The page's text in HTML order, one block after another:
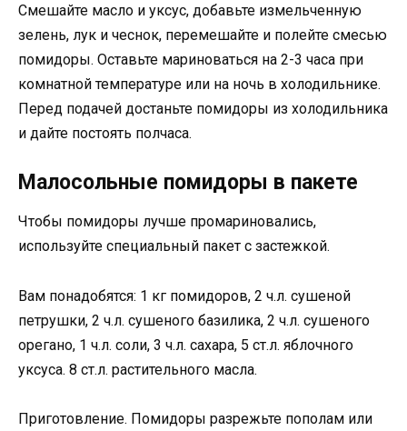
Смешайте масло и уксус, добавьте измельченную
зелень, лук и чеснок, перемешайте и полейте смесью
помидоры. Оставьте мариноваться на 2-3 часа при
комнатной температуре или на ночь в холодильнике.
Перед подачей достаньте помидоры из холодильника
и дайте постоять полчаса.
Малосольные помидоры в пакете
Чтобы помидоры лучше промариновались,
используйте специальный пакет с застежкой.
Вам понадобятся: 1 кг помидоров, 2 ч.л. сушеной
петрушки, 2 ч.л. сушеного базилика, 2 ч.л. сушеного
орегано, 1 ч.л. соли, 3 ч.л. сахара, 5 ст.л. яблочного
уксуса. 8 ст.л. растительного масла.
Приготовление. Помидоры разрежьте пополам или